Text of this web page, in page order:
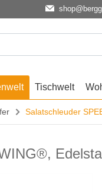
Tischwelt
Salatschleuder